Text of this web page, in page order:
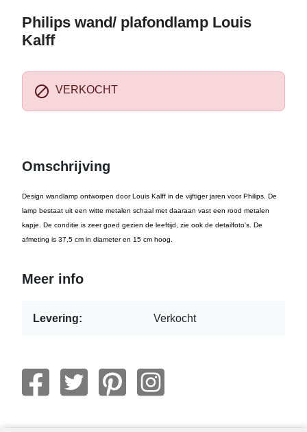
Philips wand/ plafondlamp Louis
Kalff
 VERKOCHT
Omschrijving
Design wandlamp ontworpen door Louis Kalff in de vijftiger jaren voor Philips. De
lamp bestaat uit een witte metalen schaal met daaraan vast een rood metalen
kapje. De conditie is zeer goed gezien de leeftijd, zie ook de detailfoto's. De
afmeting is 37,5 cm in diameter en 15 cm hoog.
Meer info
Levering: Verkocht